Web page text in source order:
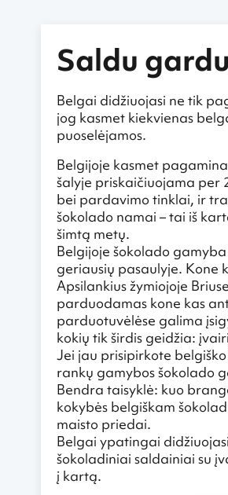
Saldu
Belgai didžiuojasi ne tik
jog kasmet kiekvienas
puoselėjamos.
Belgijoje kasmet
šalyje priskaičiuojama per
bei pardavimo tinklai, ir
šokolado namai – tai iš
šimtą metų.
Belgijoje šokolado
geriausių pasaulyje. Kone
Apsilankius žymiojoje
parduodamas kone kas
parduotuvėlėse galima
kokių tik širdis geidžia:
Jei jau prisipirkote
rankų gamybos šokolado
Bendra taisyklė: kuo
kokybės belgiškam
maisto priedai.
Belgai ypatingai
šokoladiniai saldainiai su
į kartą.